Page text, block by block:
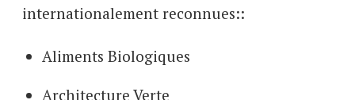
internationalement reconnues::
Aliments Biologiques
Architecture Verte